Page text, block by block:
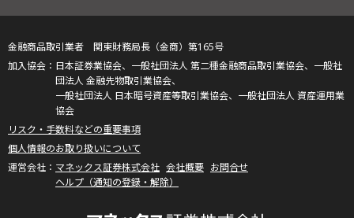
金融商品取引業者 関東財務局長（金商）第165号
日本証券業協会、一般社団法人 第二種金融商品取引業協会、一般社
団法人 金融先物取引業協会、
一般社団法人 日本暗号資産等取引業協会、一般社団法人 資産運用業
協会
リスク・手数料などの重要事項
個人情報のお取り扱いについて
マネックス証券株式会社 会社概要 お問合せ
ヘルプ（通知の登録・解除）